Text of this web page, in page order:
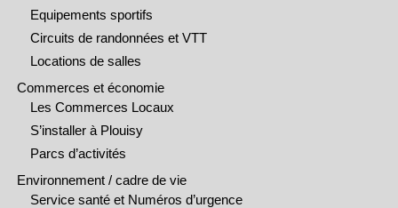
Equipements sportifs
Circuits de randonnées et VTT
Locations de salles
Commerces et économie
Les Commerces Locaux
S’installer à Plouisy
Parcs d’activités
Environnement / cadre de vie
Service santé et Numéros d’urgence